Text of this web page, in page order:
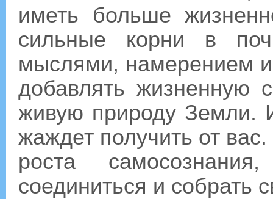
иметь больше
сильные корни в
мыслями, намерением
добавлять жизненную
живую природу Земли.
жаждет получить от
роста
соединиться и собрать